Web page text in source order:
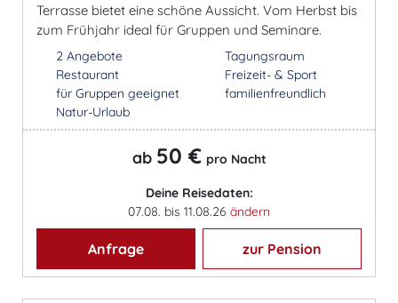
Terrasse bietet eine schöne Aussicht. Vom Herbst bis
zum Frühjahr ideal für Gruppen und Seminare.
2 Angebote
Restaurant
für Gruppen geeignet
Natur-Urlaub
Tagungsraum
Freizeit- & Sport
familienfreundlich
ab 50 € pro Nacht
Deine Reisedaten:
07.08. bis 11.08.26 ändern
Anfrage zur Pension